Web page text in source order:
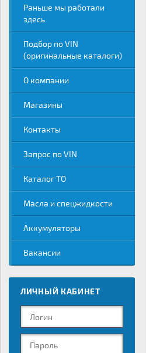
Раньше мы работали
здесь
Подбор по VIN
(оригинальные каталоги)
О компании
Магазины
Контакты
Запрос по VIN
Каталог ТО
Масла и спецжидкости
Аккумуляторы
Вакансии
ЛИЧНЫЙ КАБИНЕТ